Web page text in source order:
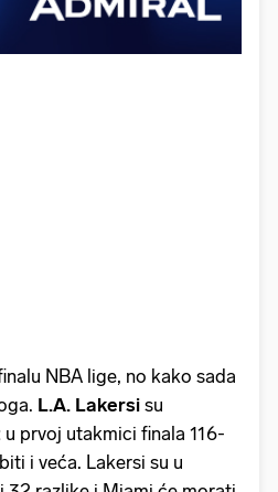
NBA lige, no kako sada
L.A. Lakersi su
u prvoj utakmici finala 116-
i veća. Lakersi su u